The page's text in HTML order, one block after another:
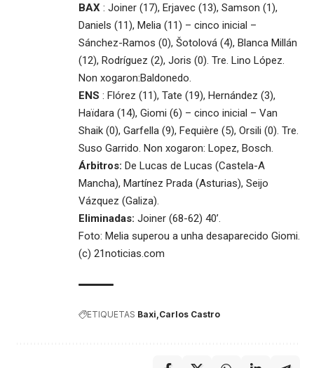
BAX : Joiner (17), Erjavec (13), Samson (1),
Daniels (11), Melia (11) – cinco inicial –
Sánchez-Ramos (0), Šotolová (4), Blanca Millán
(12), Rodríguez (2), Joris (0). Tre. Lino López.
Non xogaron:Baldonedo.
ENS : Flórez (11), Tate (19), Hernández (3),
Haïdara (14), Giomi (6) – cinco inicial – Van
Shaik (0), Garfella (9), Fequière (5), Orsili (0). Tre.
Suso Garrido. Non xogaron: Lopez, Bosch.
Árbitros: De Lucas de Lucas (Castela-A
Mancha), Martínez Prada (Asturias), Seijo
Vázquez (Galiza).
Eliminadas: Joiner (68-62) 40’.
Foto: Melia superou a unha desaparecido Giomi.
(c) 21noticias.com
ETIQUETAS Baxi Carlos Castro